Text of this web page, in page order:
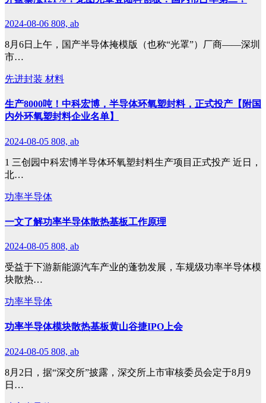
2024-08-06 808, ab
8月6日上午，国产半导体掩模版（也称“光罩”）厂商——深圳
市…
先进封装 材料
生产8000吨！中科宏博，半导体环氧塑封料，正式投产【附国
内外环氧塑封料企业名单】
2024-08-05 808, ab
1 三创园中科宏博半导体环氧塑封料生产项目正式投产 近日，
北…
功率半导体
一文了解功率半导体散热基板工作原理
2024-08-05 808, ab
受益于下游新能源汽车产业的蓬勃发展，车规级功率半导体模
块散热…
功率半导体
功率半导体模块散热基板黄山谷捷IPO上会
2024-08-05 808, ab
8月2日，据“深交所”披露，深交所上市审核委员会定于8月9
日…